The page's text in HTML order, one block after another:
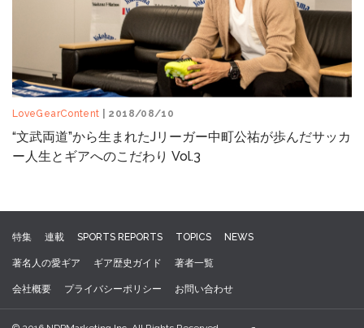
LoveGearContent | 2018/08/10
“文武両道”から生まれたJリーガー中町公祐が歩んだサッカ
ー人生とギアへのこだわり Vol.3
特集 連載 SPORTS REPORTS TOPICS NEWS
著名人の愛ギア ギア歴史ガイド 著者一覧
会社概要 プライバシーポリシー お問い合わせ